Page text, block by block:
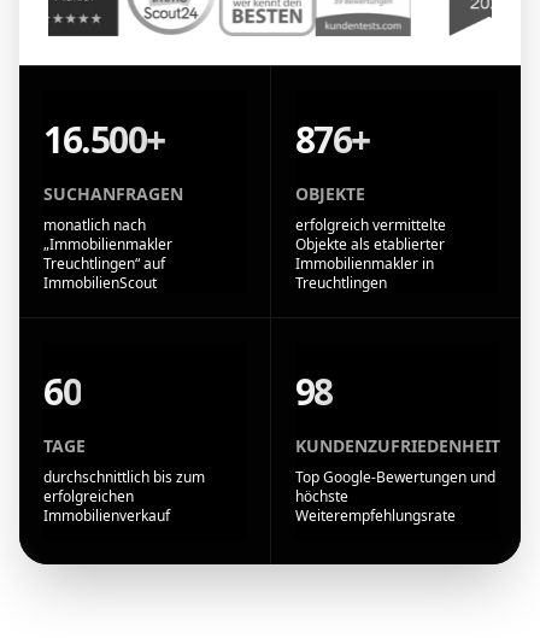
16.500+
SUCHANFRAGEN
monatlich nach
„Immobilienmakler
Treuchtlingen“ auf
ImmobilienScout
876+
OBJEKTE
erfolgreich vermittelte
Objekte als etablierter
Immobilienmakler in
Treuchtlingen
60
TAGE
durchschnittlich bis zum
erfolgreichen
Immobilienverkauf
98
KUNDENZUFRIEDENHEIT
Top Google-Bewertungen und
höchste
Weiterempfehlungsrate